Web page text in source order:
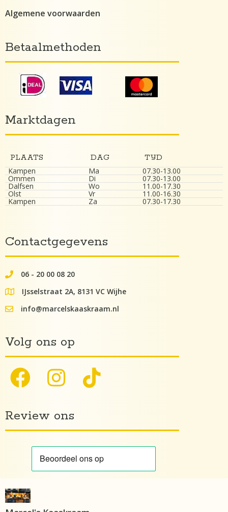
Contactgegevens
062000082
06 - 20 00 08 20
google maps lokatie
IJsselstraat 2A, 8131 VC Wijhe
info@kaaskraam.nl
info@marcelskaaskraam.nl
Volg ons op
Review ons
Betaalmethoden
Marktdagen
PLAATS DAG
TIJD
Kampen
Ma 07.30-13.00
Ommen Di 07.30-13.00
Dalfsen Wo 11.00-17.30
Olst Vr 11.00-16.30
Kampen Za 07.30-17.30
Algemene voorwaarden